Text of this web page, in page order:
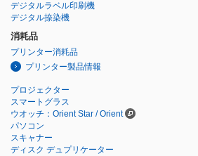
デジタルラベル印刷機
デジタル捺染機
消耗品
プリンター消耗品
プリンター製品情報
プロジェクター
スマートグラス
ウオッチ：Orient Star / Orient
パソコン
スキャナー
ディスク デュプリケーター